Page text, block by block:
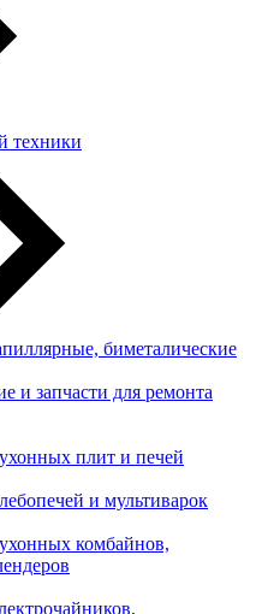
техники
биметалические
и запчасти для ремонта
плит и печей
и мультиварок
комбайнов,